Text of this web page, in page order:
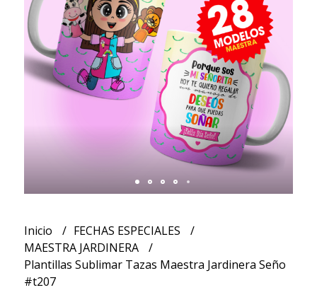
Inicio
FECHAS ESPECIALES
MAESTRA JARDINERA
Plantillas Sublimar Tazas Maestra Jardinera Seño
#t207